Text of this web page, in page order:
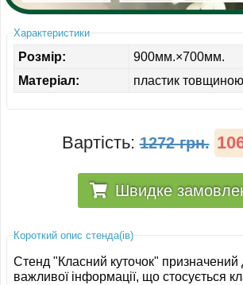
Характеристики
Розмір:
900мм.×700мм.
Матеріал:
пластик
Вартість: 1272 грн.
Швидке
Короткий опис стенда(ів)
Стенд "Класний куточок"
важливої інформації, що стосується